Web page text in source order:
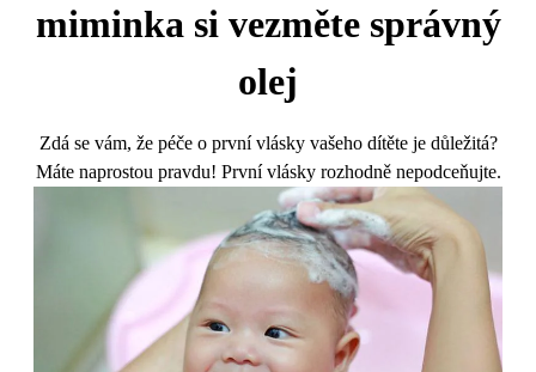
miminka si vezměte správný
olej
Zdá se vám, že péče o první vlásky vašeho dítěte je důležitá?
Máte naprostou pravdu! První vlásky rozhodně nepodceňujte.